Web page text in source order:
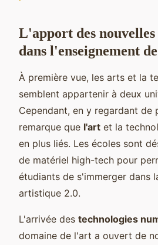
L'apport des nouvelles
dans l'enseignement
À première vue, les arts et la
semblent appartenir à deux
Cependant, en y regardant de
remarque que l'art et la
en plus liés. Les écoles sont
de matériel high-tech pour
étudiants de s'immerger dans
artistique 2.0.
L'arrivée des technologies
domaine de l'art a ouvert de